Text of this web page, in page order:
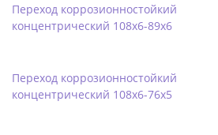
Переход коррозионностойкий
концентрический 108х6-89х6
Переход коррозионностойкий
концентрический 108х6-76х5